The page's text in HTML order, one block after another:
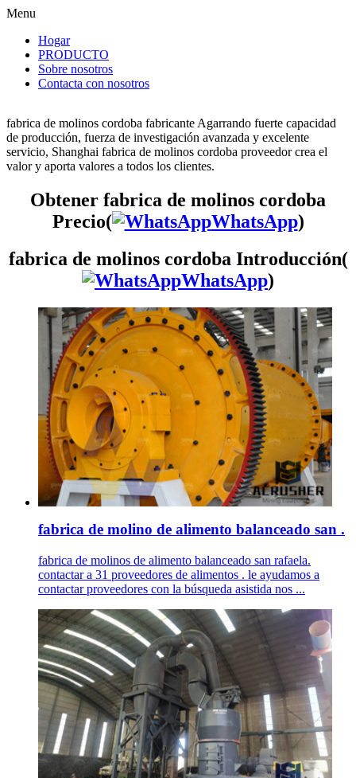
Menu
Hogar
PRODUCTO
Sobre nosotros
Contacta con nosotros
fabrica de molinos cordoba fabricante Agarrando fuerte capacidad
de producción, fuerza de investigación avanzada y excelente
servicio, Shanghai fabrica de molinos cordoba proveedor crea el
valor y aporta valores a todos los clientes.
Obtener fabrica de molinos cordoba
Precio(
WhatsApp)
fabrica de molinos cordoba Introducción(
WhatsApp)
fabrica de molino de alimento balanceado san .
fabrica de molinos de alimento balanceado san rafaela.
contactar a 31 proveedores de alimentos . le ayudamos a
contactar proveedores con la búsqueda asistida nos ...